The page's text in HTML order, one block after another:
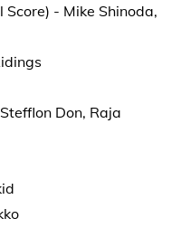
- Mike Shinoda,
Don, Raja